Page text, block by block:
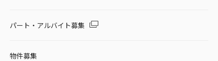
パート・アルバイト募集
物件募集